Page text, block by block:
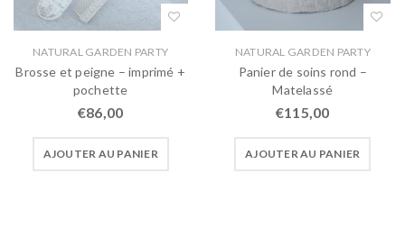
NATURAL GARDEN PARTY
Brosse et peigne – imprimé +
pochette
€86,00
AJOUTER AU PANIER
NATURAL GARDEN PARTY
Panier de soins rond –
Matelassé
€115,00
AJOUTER AU PANIER